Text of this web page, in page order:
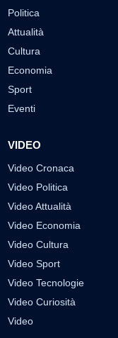
Politica
Attualità
Cultura
Economia
Sport
Eventi
VIDEO
Video Cronaca
Video Politica
Video Attualità
Video Economia
Video Cultura
Video Sport
Video Tecnologie
Video Curiosità
Video